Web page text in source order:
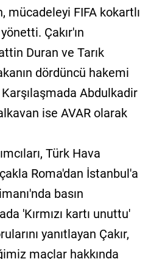
mücadeleyi FIFA kokartlı
Çakır'ın
Duran ve Tarık
dördüncü hakemi
Abdulkadir
ise AVAR olarak
Türk Hava
Roma'dan İstanbul'a
basın
'Kırmızı kartı unuttu'
yanıtlayan Çakır,
maçlar hakkında